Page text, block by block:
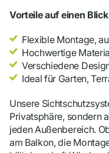
Vorteile auf einen Blick
Flexible Montage,
Hochwertige
Verschiedene
Ideal für Garten,
Unsere
Privatsphäre, sondern
jeden Außenbereich.
am Balkon, die